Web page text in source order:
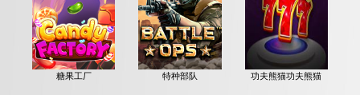
糖果工厂 特种部队 功夫熊猫功夫熊猫